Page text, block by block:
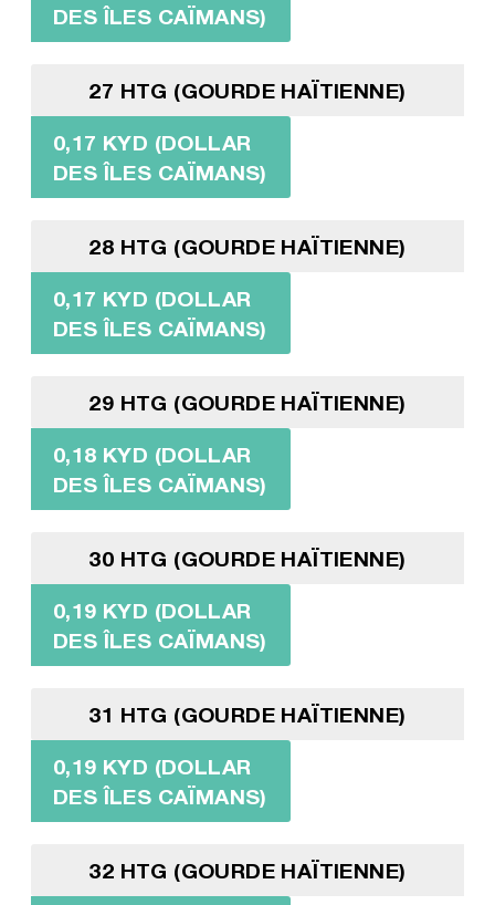
DES ÎLES CAÏMANS)
27 HTG (GOURDE HAÏTIENNE)
0,17 KYD (DOLLAR
DES ÎLES CAÏMANS)
28 HTG (GOURDE HAÏTIENNE)
0,17 KYD (DOLLAR
DES ÎLES CAÏMANS)
29 HTG (GOURDE HAÏTIENNE)
0,18 KYD (DOLLAR
DES ÎLES CAÏMANS)
30 HTG (GOURDE HAÏTIENNE)
0,19 KYD (DOLLAR
DES ÎLES CAÏMANS)
31 HTG (GOURDE HAÏTIENNE)
0,19 KYD (DOLLAR
DES ÎLES CAÏMANS)
32 HTG (GOURDE HAÏTIENNE)